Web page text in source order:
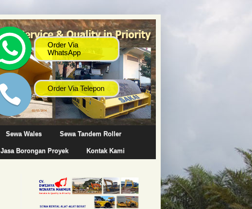
Sewa Wales Sewa Tandem Roller
Jasa Borongan Proyek Kontak Kami